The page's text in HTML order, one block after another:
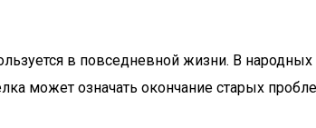
в повседневной жизни. В народных
может означать окончание старых